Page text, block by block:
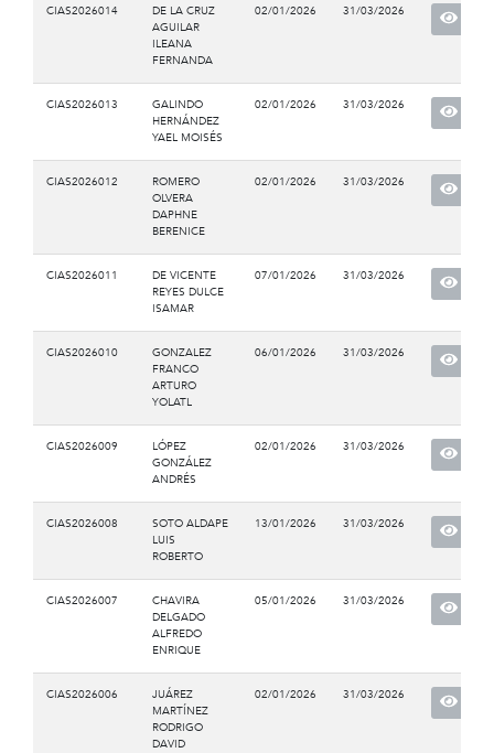
CIAS2026014
DE LA CRUZ
AGUILAR
ILEANA
FERNANDA
02/01/2026 31/03/2026
CIAS2026013
GALINDO
HERNÁNDEZ
YAEL MOISÉS
02/01/2026 31/03/2026
CIAS2026012
ROMERO
OLVERA
DAPHNE
BERENICE
02/01/2026 31/03/2026
CIAS2026011
DE VICENTE
REYES DULCE
ISAMAR
07/01/2026 31/03/2026
CIAS2026010
GONZALEZ
FRANCO
ARTURO
YOLATL
06/01/2026 31/03/2026
CIAS2026009
LÓPEZ
GONZÁLEZ
ANDRÉS
02/01/2026 31/03/2026
CIAS2026008
SOTO ALDAPE
LUIS
ROBERTO
13/01/2026 31/03/2026
CIAS2026007
CHAVIRA
DELGADO
ALFREDO
ENRIQUE
05/01/2026 31/03/2026
CIAS2026006
JUÁREZ
MARTÍNEZ
RODRIGO
DAVID
02/01/2026 31/03/2026